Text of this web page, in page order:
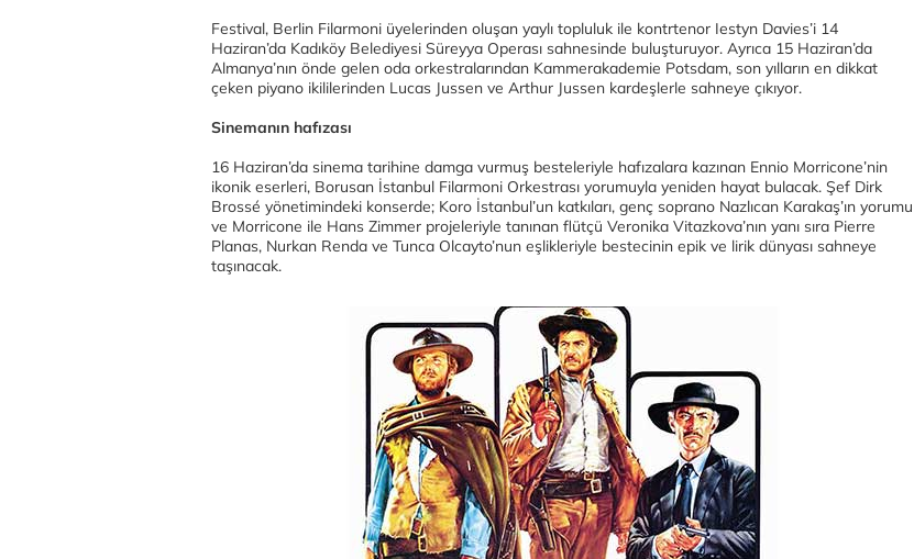
Festival, Berlin Filarmoni üyelerinden oluşan yaylı topluluk ile kontrtenor Iestyn Davies’i 14
Haziran’da Kadıköy Belediyesi Süreyya Operası sahnesinde buluşturuyor. Ayrıca 15 Haziran’da
Almanya’nın önde gelen oda orkestralarından Kammerakademie Potsdam, son yılların en dikkat
çeken piyano ikililerinden Lucas Jussen ve Arthur Jussen kardeşlerle sahneye çıkıyor.
Sinemanın hafızası
16 Haziran’da sinema tarihine damga vurmuş besteleriyle hafızalara kazınan Ennio Morricone’nin
ikonik eserleri, Borusan İstanbul Filarmoni Orkestrası yorumuyla yeniden hayat bulacak. Şef Dirk
Brossé yönetimindeki konserde; Koro İstanbul’un katkıları, genç soprano Nazlıcan Karakaş’ın yorumu
ve Morricone ile Hans Zimmer projeleriyle tanınan flütçü Veronika Vitazkova’nın yanı sıra Pierre
Planas, Nurkan Renda ve Tunca Olcayto’nun eşlikleriyle bestecinin epik ve lirik dünyası sahneye
taşınacak.